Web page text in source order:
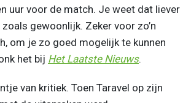
uur voor de match. Je weet dat liever
gewoonlijk. Zeker voor zo’n
om je zo goed mogelijk te kunnen
het bij Het Laatste Nieuws.
van kritiek. Toen Taravel op zijn